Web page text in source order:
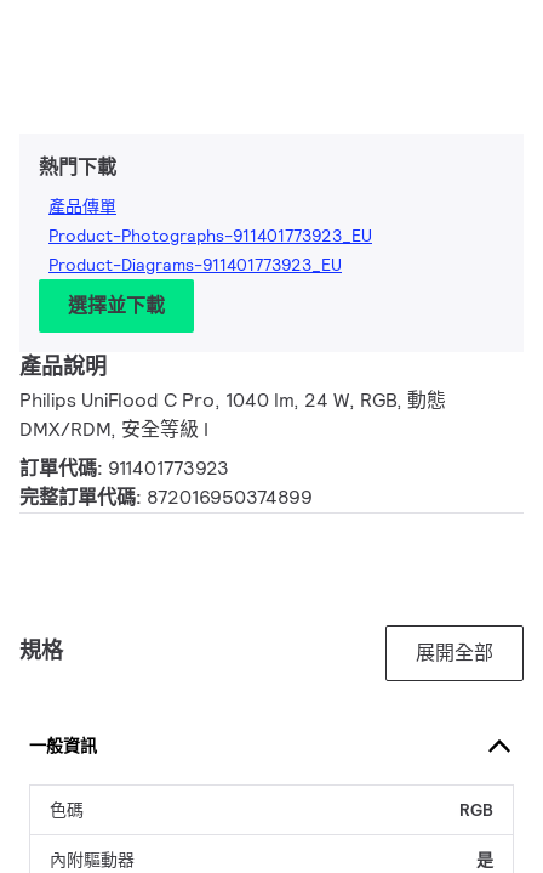
熱門下載
產品傳單
Product-Photographs-911401773923_EU
Product-Diagrams-911401773923_EU
選擇並下載
產品說明
Philips UniFlood C Pro, 1040 lm, 24 W, RGB, 動態
DMX/RDM, 安全等級 I
訂單代碼: 911401773923
完整訂單代碼: 872016950374899
規格 展開全部
一般資訊
色碼 RGB
內附驅動器 是